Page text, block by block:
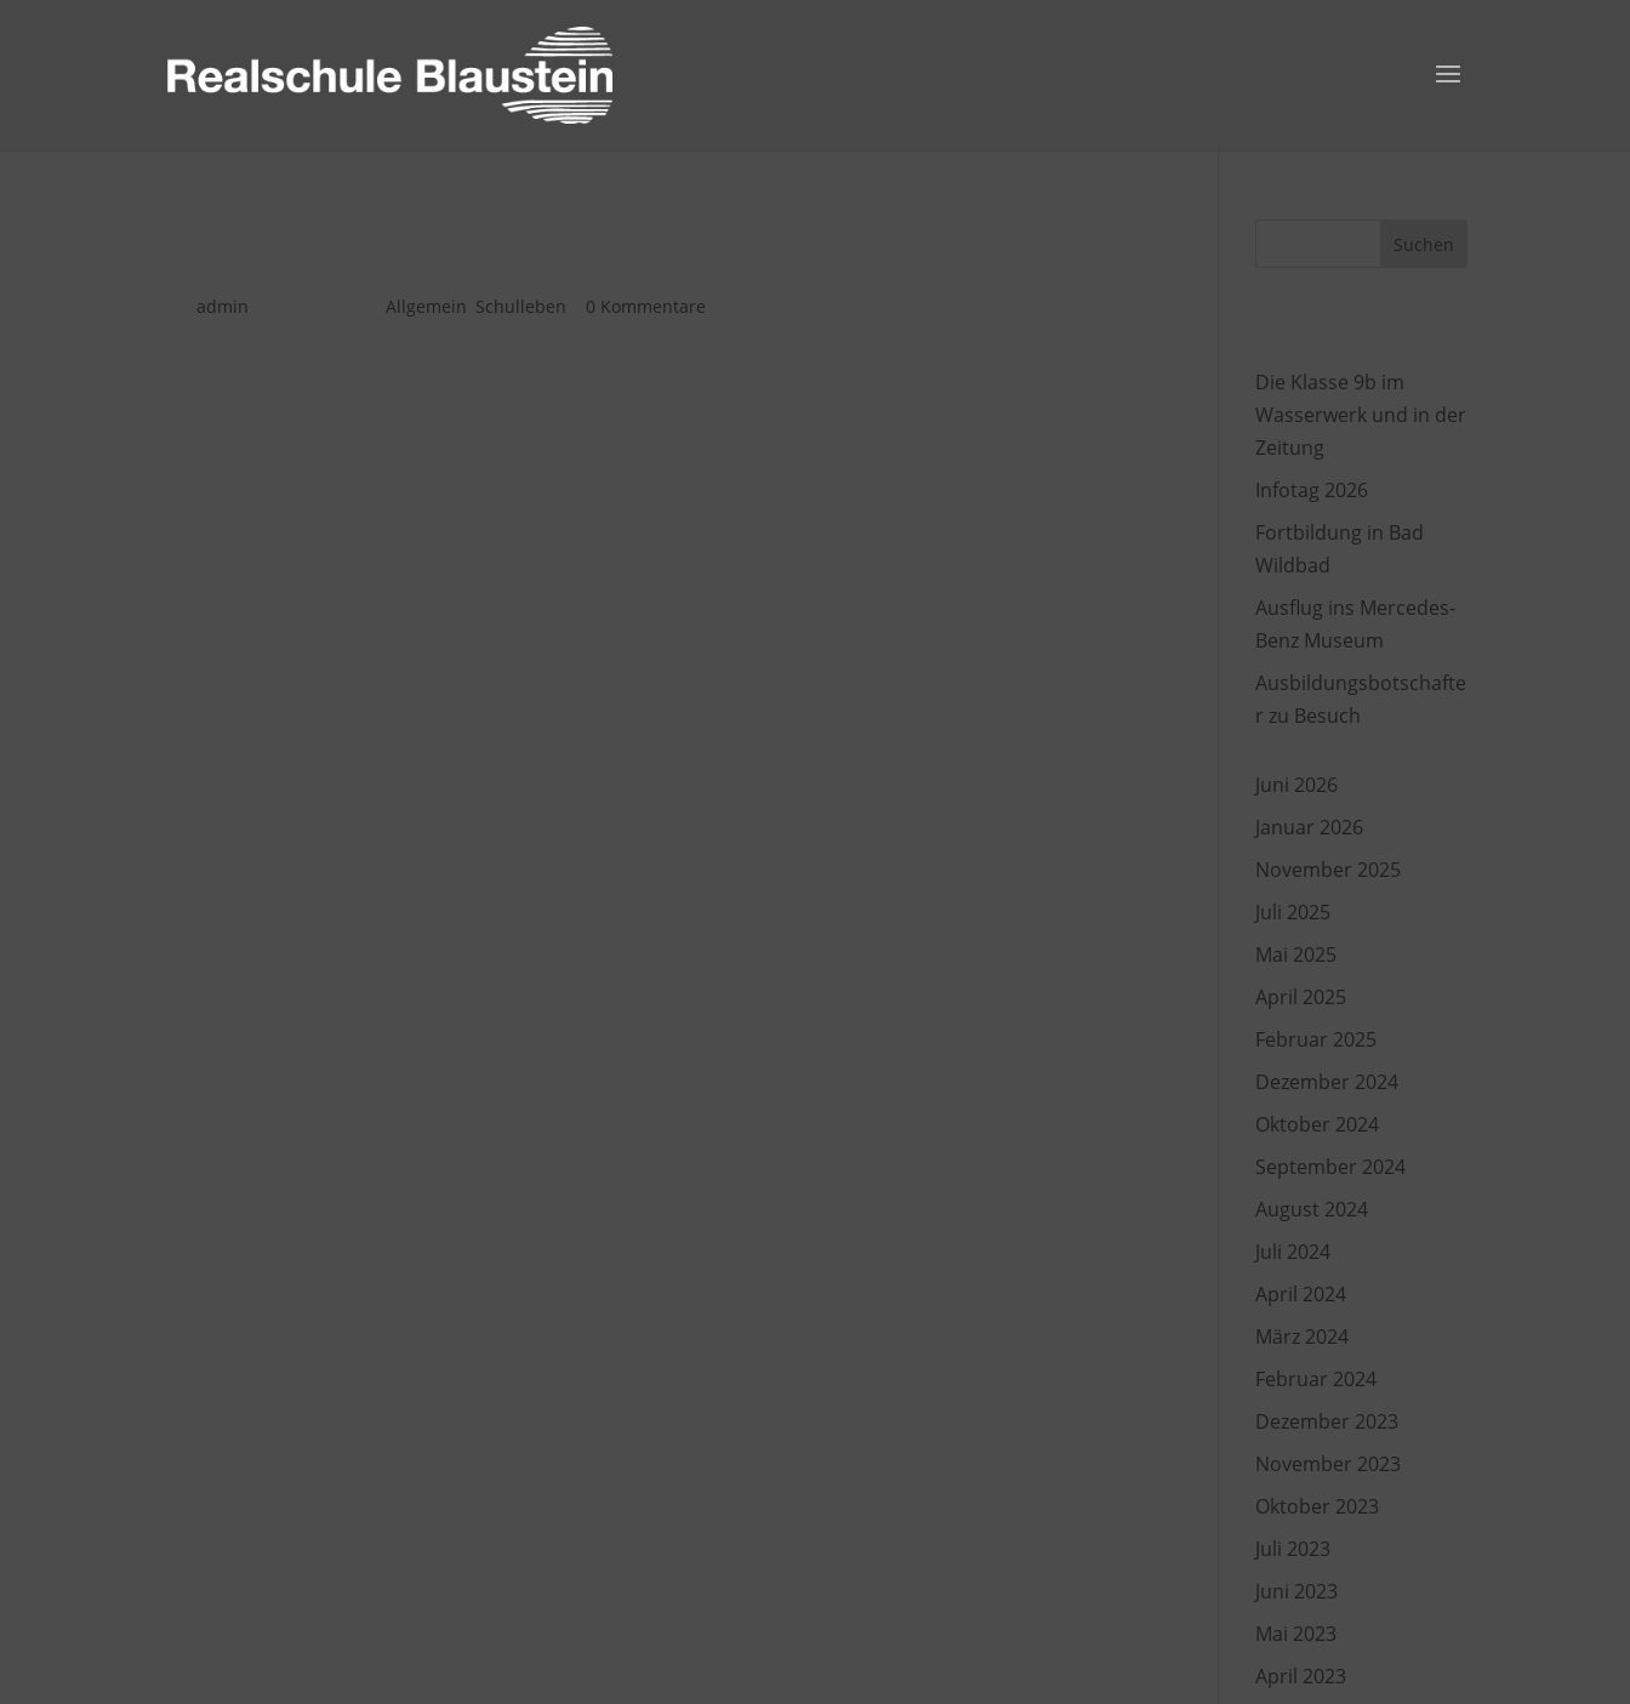
admin |Allgemein Schulleben 0 Kommentare
Suchen
Die Klasse 9b im
Wasserwerk und in der
Zeitung
Infotag 2026
Fortbildung in Bad
Wildbad
Ausflug ins Mercedes-
Benz Museum
Ausbildungsbotschafte
r zu Besuch
Juni 2026
Januar 2026
November 2025
Juli 2025
Mai 2025
April 2025
Februar 2025
Dezember 2024
Oktober 2024
September 2024
August 2024
Juli 2024
April 2024
März 2024
Februar 2024
Dezember 2023
November 2023
Oktober 2023
Juli 2023
Juni 2023
Mai 2023
April 2023